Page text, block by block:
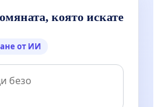
която искате
от ИИ